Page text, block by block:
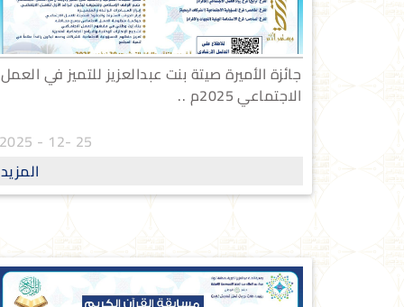
جائزة الأميرة صيتة بنت عبدالعزيز للتميز في العمل
الاجتماعي 2025م ..
25 -12 - 2025
المزيد